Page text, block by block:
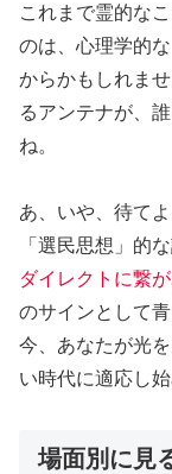
これまで霊的な
のは、心理学的な
からかもしれま
るアンテナが、
ね。
あ、いや、待て
「選民思想」的
ダイレクトに繋が
のサインとして
今、あなたが光
い時代に適応し
場面別に見